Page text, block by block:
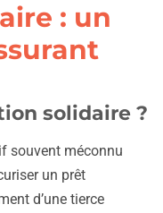
: un
solidaire ?
souvent méconnu
un prêt
d’une tierce